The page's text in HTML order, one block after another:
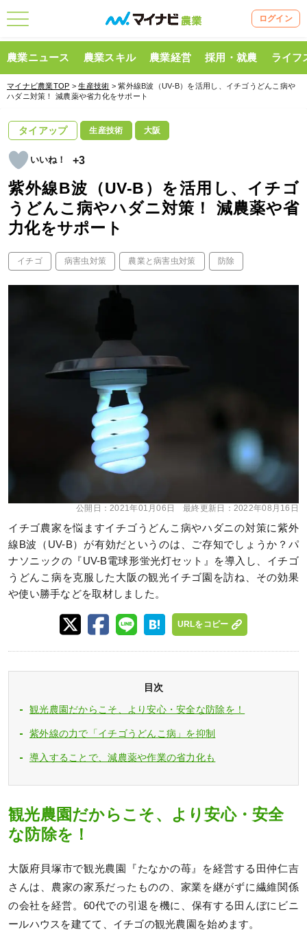
ログイン
農業ニュース 農業スキル 農業経営 採用・就農 ライフ
マイナビ農業TOP >生産技術 > 紫外線B波（UV-B）を活用し、イチゴうどんこ病や
ハダニ対策！ 減農薬や省力化をサポート
タイアップ 生産技術 大阪
+3
紫外線B波（UV-B）を活用し、イチゴ
うどんこ病やハダニ対策！ 減農薬や省
力化をサポート
イチゴ 病害虫対策 農業と病害虫対策 防除
公開日：2021年01月06日 最終更新日： 2022年08月16日
イチゴ農家を悩ますイチゴうどんこ病やハダニの対策に紫外
線B波（UV-B）が有効だというのは、ご存知でしょうか？パ
ナソニックの『UV-B電球形蛍光灯セット』を導入し、イチゴ
うどんこ病を克服した大阪の観光イチゴ園を訪ね、その効果
や使い勝手などを取材しました。
URLをコピー
目次
観光農園だからこそ、より安心・安全な防除を！
紫外線の力で「イチゴうどんこ病」を抑制
導入することで、減農薬や作業の省力化も
観光農園だからこそ、より安心・安全
な防除を！
大阪府貝塚市で観光農園『たなかの苺』を経営する田仲仁吉
さんは、農家の家系だったものの、家業を継がずに繊維関係
の会社を経営。60代での引退を機に、保有する田んぼにビニ
ールハウスを建てて、イチゴの観光農園を始めます。